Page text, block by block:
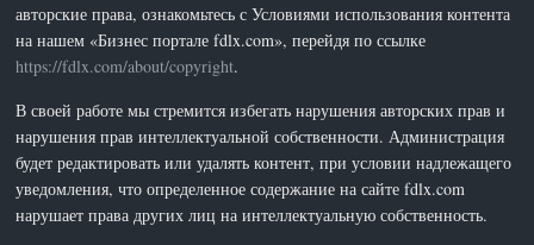
авторские права, ознакомьтесь с Условиями использования контента
на нашем «Бизнес портале fdlx.com», перейдя по ссылке
https://fdlx.com/about/copyright.
В своей работе мы стремится избегать нарушения авторских прав и
нарушения прав интеллектуальной собственности. Администрация
будет редактировать или удалять контент, при условии надлежащего
уведомления, что определенное содержание на сайте fdlx.com
нарушает права других лиц на интеллектуальную собственность.